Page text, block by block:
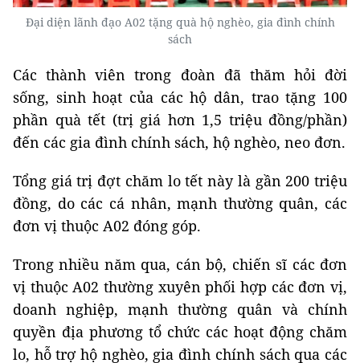
Đại diện lãnh đạo A02 tặng quà hộ nghèo, gia đình chính
sách
Các thành viên trong đoàn đã thăm hỏi đời
sống, sinh hoạt của các hộ dân, trao tặng 100
phần quà tết (trị giá hơn 1,5 triệu đồng/phần)
đến các gia đình chính sách, hộ nghèo, neo đơn.
Tổng giá trị đợt chăm lo tết này là gần 200 triệu
đồng, do các cá nhân, mạnh thường quân, các
đơn vị thuộc A02 đóng góp.
Trong nhiều năm qua, cán bộ, chiến sĩ các đơn
vị thuộc A02 thường xuyên phối hợp các đơn vị,
doanh nghiệp, mạnh thường quân và chính
quyền địa phương tổ chức các hoạt động chăm
lo, hỗ trợ hộ nghèo, gia đình chính sách qua các